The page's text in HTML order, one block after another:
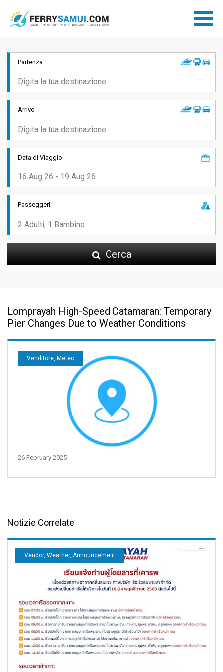
Partenza
Arrivo
Data di Viaggio
Passeggeri
Cerca
Lomprayah High-Speed Catamaran: Temporary
Pier Changes Due to Weather Conditions
26 February 2025
Venditore, Meteo
Notizie Correlate
Vendor, Weather, Announcement